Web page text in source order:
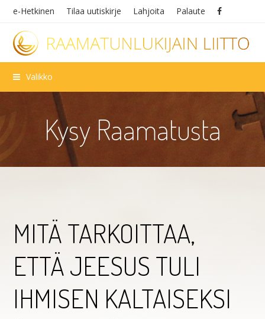
e-Hetkinen Tilaa uutiskirje Lahjoita Palaute
Valikko
Kysy Raamatusta
MITÄ TARKOITTAA,
ETTÄ JEESUS TULI
IHMISEN KALTAISEKSI